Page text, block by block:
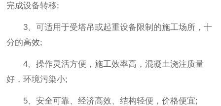
完成设备转移;
3、可适用于受塔吊或起重设备限制的施工场所，十
分的高效;
4、操作灵活方便，施工效率高，混凝土浇注质量
好，环境污染小;
5、安全可靠、经济高效、结构轻便，价格便宜;